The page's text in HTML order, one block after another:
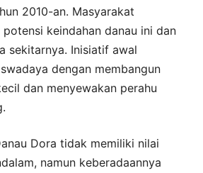
2010-an. Masyarakat
keindahan danau ini dan
sekitarnya. Inisiatif awal
dengan membangun
dan menyewakan perahu
Dora tidak memiliki nilai
namun keberadaannya